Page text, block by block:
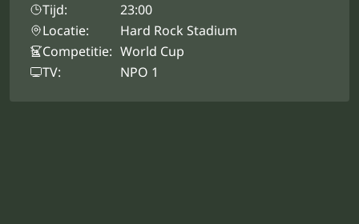
Tijd:
23:00
Locatie:
Hard Rock Stadium
Competitie: World Cup
TV:
NPO 1